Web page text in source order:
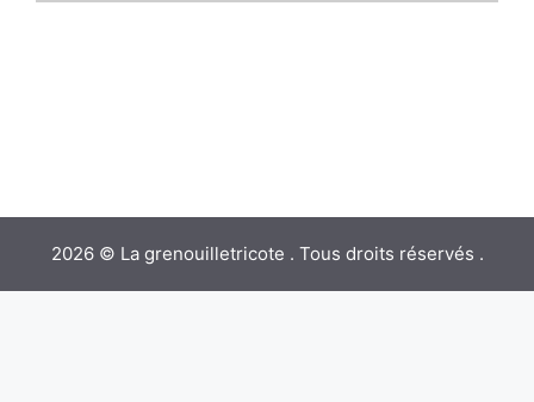
2026 © La grenouilletricote . Tous droits réservés .